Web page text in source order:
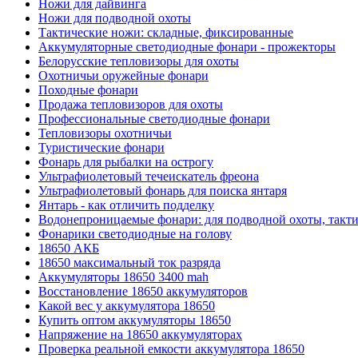
Ножи для дайвинга
Ножи для подводной охоты
Тактические ножи: складные, фиксированные
Аккумуляторные светодиодные фонари - прожекторы
Белорусские тепловизоры для охоты
Охотничьи оружейные фонари
Походные фонари
Продажа тепловизоров для охоты
Профессиональные светодиодные фонари
Тепловизоры охотничьи
Туристические фонари
Фонарь для рыбалки на острогу
Ультрафиолетовый течеискатель фреона
Ультрафиолетовый фонарь для поиска янтаря
Янтарь - как отличить подделку
Водонепроницаемые фонари: для подводной охоты,
Фонарики светодиодные на голову
18650 АКБ
18650 максимальный ток разряда
Аккумуляторы 18650 3400 mah
Восстановление 18650 аккумуляторов
Какой вес у аккумулятора 18650
Купить оптом аккумуляторы 18650
Напряжение на 18650 аккумуляторах
Проверка реальной емкости аккумулятора 18650